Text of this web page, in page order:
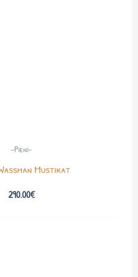
-Pieni-
Mustikat
290.00€